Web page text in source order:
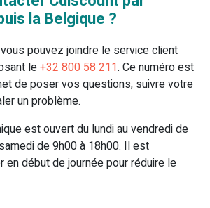
la Belgique ?
pouvez joindre le service client
le+32 800 58 211. Ce numéro est
de poser vos questions, suivre votre
un problème.
est ouvert du lundi au vendredi de
de 9h00 à 18h00. Il est
en début de journée pour réduire le